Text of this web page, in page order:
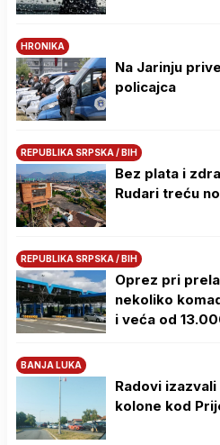
HRONIKA
Na Јarinju
policajca
REPUBLIKA SRPSKA / BIH
Bez plata i
Rudari treću
REPUBLIKA SRPSKA / BIH
Oprez pri
nekoliko
i veća od
BANJA LUKA
Radovi
kolone kod